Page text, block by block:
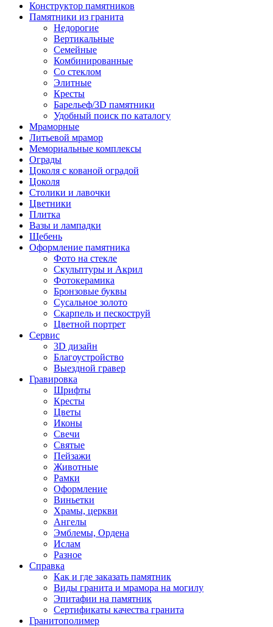
Конструктор памятников
Памятники из гранита
Недорогие
Вертикальные
Семейные
Комбинированные
Со стеклом
Элитные
Кресты
Барельеф/3D памятники
Удобный поиск по каталогу
Мраморные
Литьевой мрамор
Мемориальные комплексы
Ограды
Цоколя с кованой оградой
Цоколя
Столики и лавочки
Цветники
Плитка
Вазы и лампадки
Щебень
Оформление памятника
Фото на стекле
Скульптуры и Акрил
Фотокерамика
Бронзовые буквы
Сусальное золото
Скарпель и пескоструй
Цветной портрет
Сервис
3D дизайн
Благоустройство
Выездной гравер
Гравировка
Шрифты
Кресты
Цветы
Иконы
Свечи
Святые
Пейзажи
Животные
Рамки
Оформление
Виньетки
Храмы, церкви
Ангелы
Эмблемы, Ордена
Ислам
Разное
Справка
Как и где заказать памятник
Виды гранита и мрамора на могилу
Эпитафии на памятник
Сертификаты качества гранита
Гранитополимер